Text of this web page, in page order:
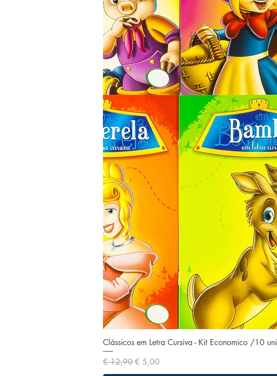
Clássicos em Letra Cursiva - Kit Economico /10 uni
Preço normal
€ 12,90Preço promocional
€ 5,00